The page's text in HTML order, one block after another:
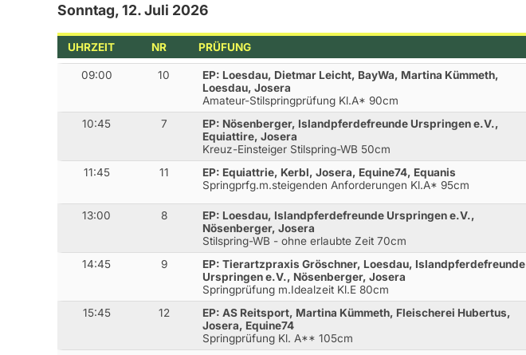
Sonntag, 12. Juli 2026
UHRZEIT NR PRÜFUNG
09:00 10
EP: Loesdau, Dietmar Leicht, BayWa, Martina Kümmeth,
Loesdau, Josera
Amateur-Stilspringprüfung Kl.A* 90cm
10:45 7
EP: Nösenberger, Islandpferdefreunde Urspringen e.V.,
Equiattire, Josera
Kreuz-Einsteiger Stilspring-WB 50cm
11:45 11
EP: Equiattrie, Kerbl, Josera, Equine74, Equanis
Springprfg.m.steigenden Anforderungen Kl.A* 95cm
13:00 8
EP: Loesdau, Islandpferdefreunde Urspringen e.V.,
Nösenberger, Josera
Stilspring-WB - ohne erlaubte Zeit 70cm
14:45 9
EP: Tierartzpraxis Gröschner, Loesdau, Islandpferdefreunde
Urspringen e.V., Nösenberger, Josera
Springprüfung m.Idealzeit Kl.E 80cm
15:45 12
EP: AS Reitsport, Martina Kümmeth, Fleischerei Hubertus,
Josera, Equine74
Springprüfung Kl. A** 105cm